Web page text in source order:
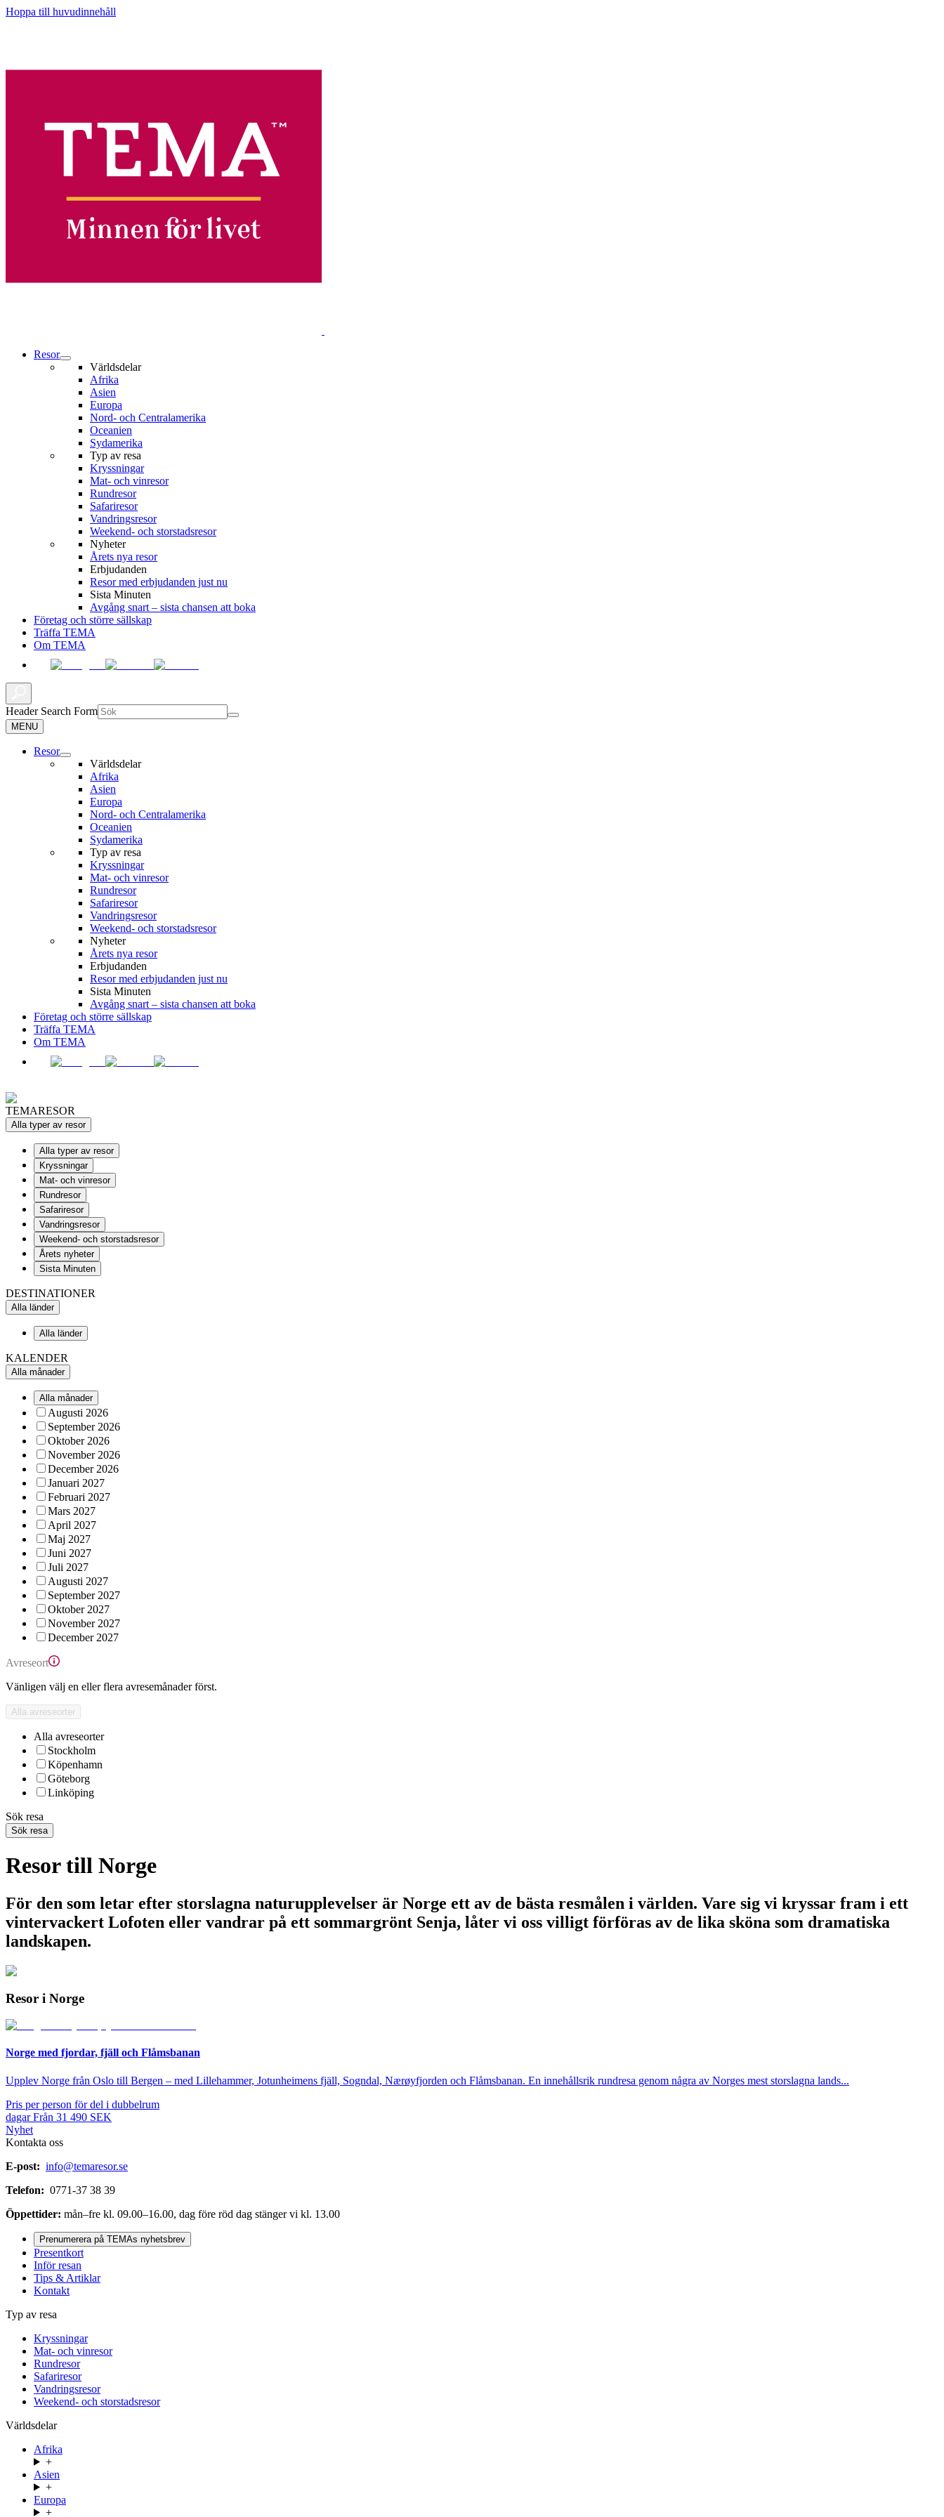
Hoppa till huvudinnehåll
Resor
Världsdelar
Afrika
Asien
Europa
Nord- och Centralamerika
Oceanien
Sydamerika
Typ av resa
Kryssningar
Mat- och vinresor
Rundresor
Safariresor
Vandringsresor
Weekend- och storstadsresor
Nyheter
Årets nya resor
Erbjudanden
Resor med erbjudanden just nu
Sista Minuten
Avgång snart – sista chansen att boka
Företag och större sällskap
Träffa TEMA
Om TEMA
Header Search Form
MENU
Resor
Världsdelar
Afrika
Asien
Europa
Nord- och Centralamerika
Oceanien
Sydamerika
Typ av resa
Kryssningar
Mat- och vinresor
Rundresor
Safariresor
Vandringsresor
Weekend- och storstadsresor
Nyheter
Årets nya resor
Erbjudanden
Resor med erbjudanden just nu
Sista Minuten
Avgång snart – sista chansen att boka
Företag och större sällskap
Träffa TEMA
Om TEMA
TEMARESOR
Alla typer av resor
Alla typer av resor
Kryssningar
Mat- och vinresor
Rundresor
Safariresor
Vandringsresor
Weekend- och storstadsresor
Årets nyheter
Sista Minuten
DESTINATIONER
Alla länder
Alla länder
KALENDER
Alla månader
Alla månader
Augusti 2026
September 2026
Oktober 2026
November 2026
December 2026
Januari 2027
Februari 2027
Mars 2027
April 2027
Maj 2027
Juni 2027
Juli 2027
Augusti 2027
September 2027
Oktober 2027
November 2027
December 2027
Avreseort
Vänligen välj en eller flera avresemånader först.
Alla avreseorter
Alla avreseorter
Stockholm
Köpenhamn
Göteborg
Linköping
Sök resa
Sök resa
Resor till Norge
För den som letar efter storslagna naturupplevelser är Norge ett av de bästa resmålen i världen. Vare sig vi kryssar fram i ett
vintervackert Lofoten eller vandrar på ett sommargrönt Senja, låter vi oss villigt förföras av de lika sköna som dramatiska
landskapen.
Resor i Norge
Norge med fjordar, fjäll och Flåmsbanan
Upplev Norge från Oslo till Bergen – med Lillehammer, Jotunheimens fjäll, Sogndal, Nærøyfjorden och Flåmsbanan. En innehållsrik rundresa genom några av Norges mest storslagna lands...
Pris per person för del i dubbelrum
dagar Från 31 490 SEK
Nyhet
Kontakta oss
E-post: info@temaresor.se
Telefon: 0771-37 38 39
Öppettider: mån–fre kl. 09.00–16.00, dag före röd dag stänger vi kl. 13.00
Prenumerera på TEMAs nyhetsbrev
Presentkort
Inför resan
Tips & Artiklar
Kontakt
Typ av resa
Kryssningar
Mat- och vinresor
Rundresor
Safariresor
Vandringsresor
Weekend- och storstadsresor
Världsdelar
Afrika
+
Asien
+
Europa
+